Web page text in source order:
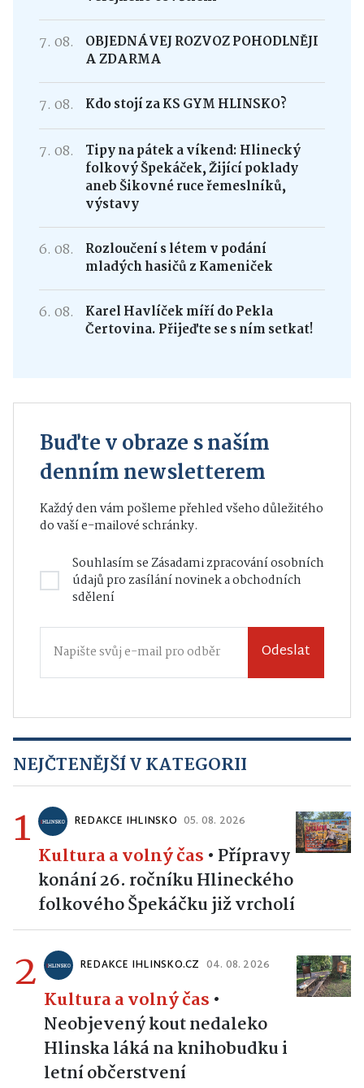
7. 08.
OBJEDNÁVEJ ROZVOZ POHODLNĚJI
A ZDARMA
7. 08. Kdo stojí za KS GYM HLINSKO?
7. 08.
Tipy na pátek a víkend: Hlinecký
folkový Špekáček, Žijící poklady
aneb Šikovné ruce řemeslníků,
výstavy
6. 08.
Rozloučení s létem v podání
mladých hasičů z Kameniček
6. 08.
Karel Havlíček míří do Pekla
Čertovina. Přijeďte se s ním setkat!
Buďte v obraze s naším
denním newsletterem
Každý den vám pošleme přehled všeho důležitého
do vaší e-mailové schránky.
Souhlasím seZásadami zpracování osobních
údajůpro zasílání novinek a obchodních
sdělení
Odeslat
NEJČTENĚJŠÍ V KATEGORII
1 REDAKCE IHLINSKO 05. 08. 2026
Kultura a volný čas • Přípravy
konání 26. ročníku Hlineckého
folkového Špekáčku již vrcholí
2 REDAKCE IHLINSKO.CZ 04. 08. 2026
Kultura a volný čas •
Neobjevený kout nedaleko
Hlinska láká na knihobudku i
letní občerstvení